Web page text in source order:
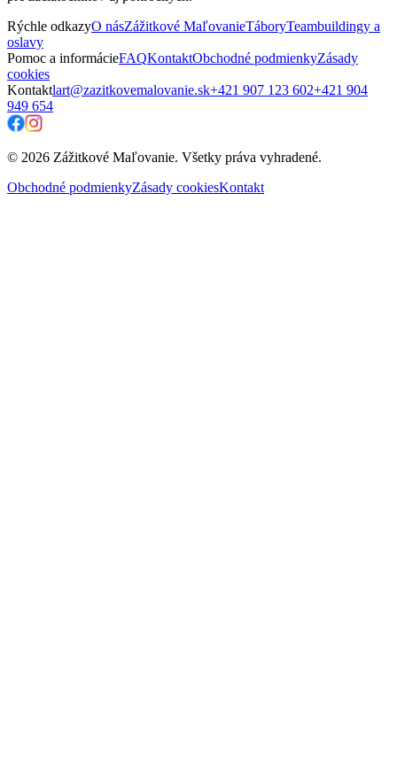
Rýchle odkazyO násZážitkové MaľovanieTáboryTeambuildingy a
oslavy
Pomoc a informácieFAQKontaktObchodné podmienkyZásady
cookies
Kontaktlart@zazitkovemalovanie.sk+421 907 123 602+421 904
949 654
© 2026 Zážitkové Maľovanie. Všetky práva vyhradené.
Obchodné podmienkyZásady cookiesKontakt